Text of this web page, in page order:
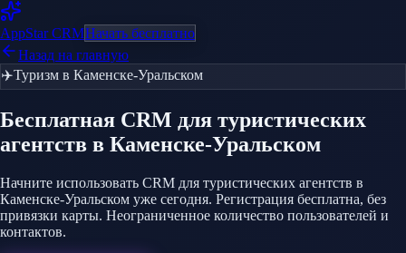
AppStarCRMНачать бесплатно
Назад на главную
✈️Туризм в Каменске-Уральском
Бесплатная CRM для туристических
агентств в Каменске-Уральском
Начните использовать CRM для туристических агентств в
Каменске-Уральском уже сегодня. Регистрация бесплатна, без
привязки карты. Неограниченное количество пользователей и
контактов.